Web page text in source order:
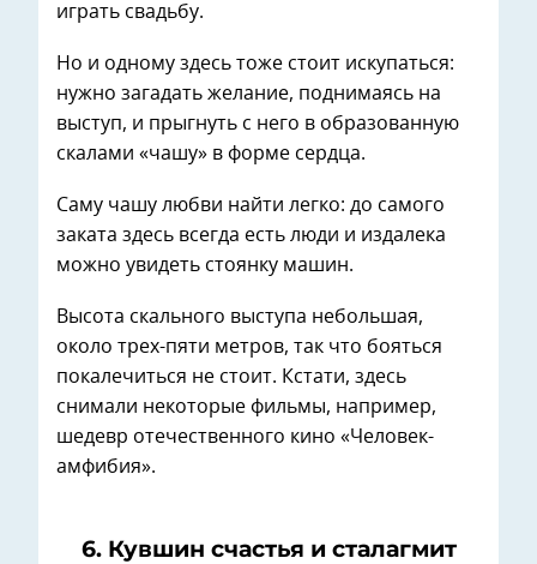
играть свадьбу.
Но и одному здесь тоже стоит искупаться:
нужно загадать желание, поднимаясь на
выступ, и прыгнуть с него в образованную
скалами «чашу» в форме сердца.
Саму чашу любви найти легко: до самого
заката здесь всегда есть люди и издалека
можно увидеть стоянку машин.
Высота скального выступа небольшая,
около трех-пяти метров, так что бояться
покалечиться не стоит. Кстати, здесь
снимали некоторые фильмы, например,
шедевр отечественного кино «Человек-
амфибия».
6. Кувшин счастья и сталагмит